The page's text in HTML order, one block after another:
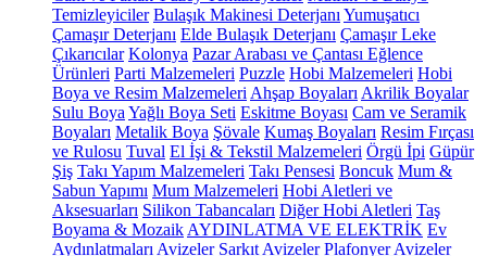
Temizleyiciler Bulaşık Makinesi Deterjanı Yumuşatıcı
Çamaşır Deterjanı Elde Bulaşık Deterjanı Çamaşır Leke
Çıkarıcılar Kolonya Pazar Arabası ve Çantası Eğlence
Ürünleri Parti Malzemeleri Puzzle Hobi Malzemeleri Hobi
Boya ve Resim Malzemeleri Ahşap Boyaları Akrilik Boyalar
Sulu Boya Yağlı Boya Seti Eskitme Boyası Cam ve Seramik
Boyaları Metalik Boya Şövale Kumaş Boyaları Resim Fırçası
ve Rulosu Tuval El İşi & Tekstil Malzemeleri Örgü İpi Güpür
Şiş Takı Yapım Malzemeleri Takı Pensesi Boncuk Mum &
Sabun Yapımı Mum Malzemeleri Hobi Aletleri ve
Aksesuarları Silikon Tabancaları Diğer Hobi Aletleri Taş
Boyama & Mozaik AYDINLATMA VE ELEKTRİK Ev
Aydınlatmaları Avizeler Sarkıt Avizeler Plafonyer Avizeler